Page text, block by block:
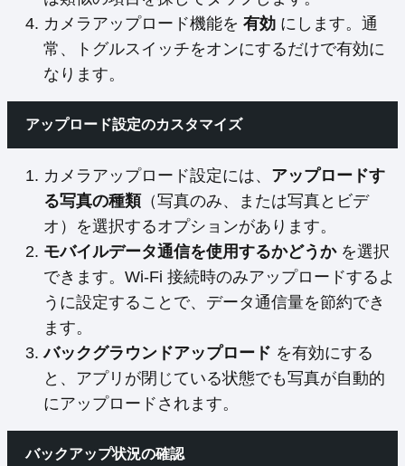
カメラアップロード機能を 有効 にします。通
常、トグルスイッチをオンにするだけで有効に
なります。
アップロード設定のカスタマイズ
カメラアップロード設定には、 アップロードす
る写真の種類 （写真のみ、または写真とビデ
オ）を選択するオプションがあります。
モバイルデータ通信を使用するかどうかを選択
できます。Wi-Fi 接続時のみアップロードするよ
うに設定することで、データ通信量を節約でき
ます。
バックグラウンドアップロード を有効にする
と、アプリが閉じている状態でも写真が自動的
にアップロードされます。
バックアップ状況の確認